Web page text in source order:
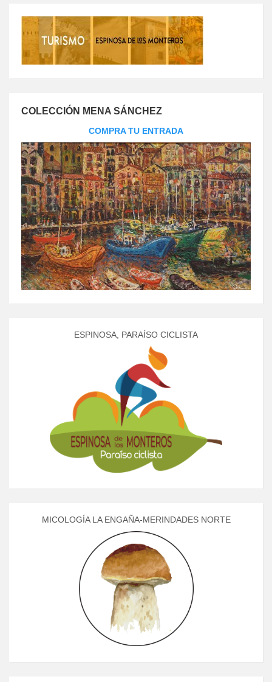
COLECCIÓN MENA SÁNCHEZ
COMPRA TU ENTRADA
ESPINOSA, PARAÍSO CICLISTA
MICOLOGÍA LA ENGAÑA-MERINDADES NORTE